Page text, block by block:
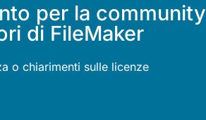
per la community
di FileMaker
o chiarimenti sulle licenze